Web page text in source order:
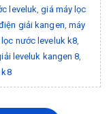
leveluk,giá máy lọc
giải kangen, máy
lọc nước leveluk k8,
leveluk kangen 8,
k8